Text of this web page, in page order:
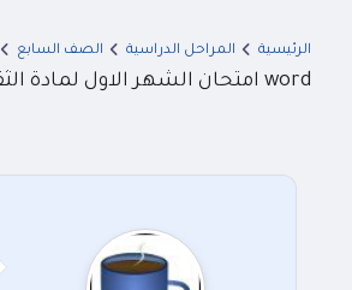
الرئيسية المراحل الدراسية الصف السابع
word امتحان الشهر الاول لمادة الثقافة المالية للصف السابع الفصل الثاني 2025